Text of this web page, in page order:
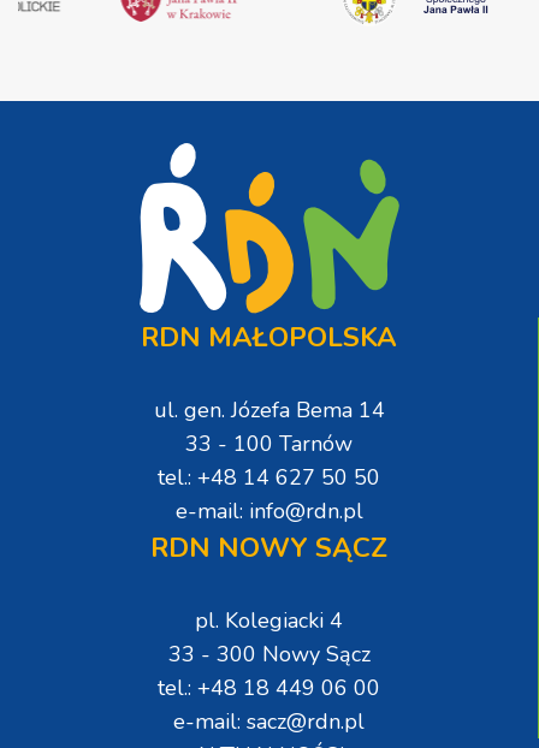
RDN MAŁOPOLSKA
ul. gen. Józefa Bema 14
33 - 100 Tarnów
tel.: +48 14 627 50 50
e-mail: info@rdn.pl
RDN NOWY SĄCZ
pl. Kolegiacki 4
33 - 300 Nowy Sącz
tel.: +48 18 449 06 00
e-mail: sacz@rdn.pl